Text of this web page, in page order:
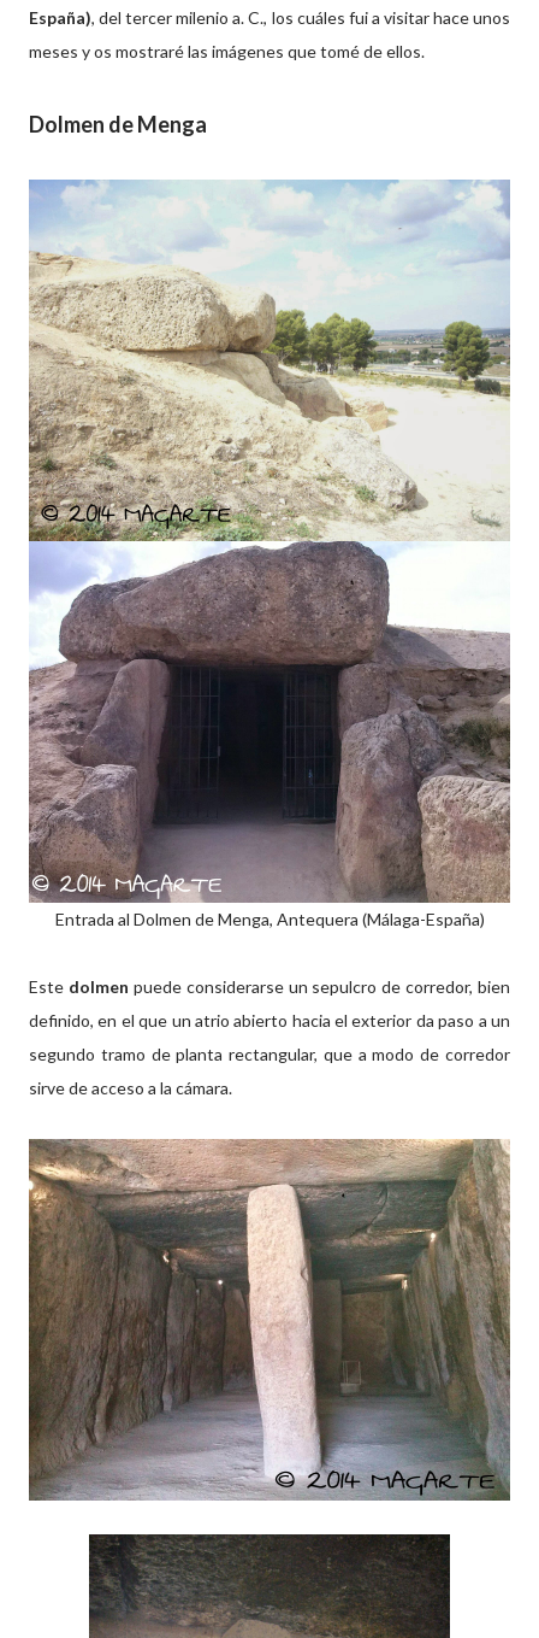
España), del tercer milenio a. C., los cuáles fui a visitar hace unos
meses y os mostraré las imágenes que tomé de ellos.
Dolmen de Menga
Entrada al Dolmen de Menga, Antequera (Málaga-España)
Este dolmen puede considerarse un sepulcro de corredor, bien
definido, en el que un atrio abierto hacia el exterior da paso a un
segundo tramo de planta rectangular, que a modo de corredor
sirve de acceso a la cámara.